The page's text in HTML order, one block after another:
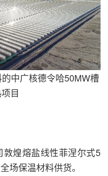
中广核德令哈50MW槽
目
煌熔盐线性菲涅尔式5
场保温材料供货。